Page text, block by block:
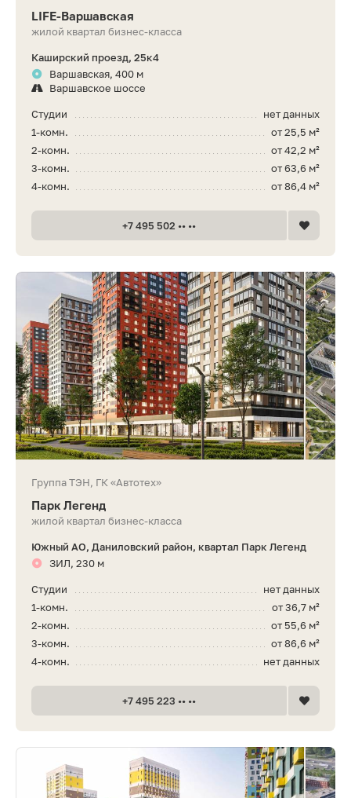
LIFE-Варшавская
жилой квартал бизнес-класса
Каширский проезд, 25к4
Варшавская, 400 м
Варшавское шоссе
нет данных
Студии
от 25,5 м²
1-комн.
от 42,2 м²
2-комн.
от 63,6 м²
3-комн.
от 86,4 м²
4-комн.
+7 495 502 •• ••
Группа ТЭН, ГК «Автотех»
Парк Легенд
жилой квартал бизнес-класса
Южный АО, Даниловский район, квартал Парк Легенд
ЗИЛ, 230 м
нет данных
Студии
от 36,7 м²
1-комн.
от 55,6 м²
2-комн.
от 86,6 м²
3-комн.
нет данных
4-комн.
+7 495 223 •• ••